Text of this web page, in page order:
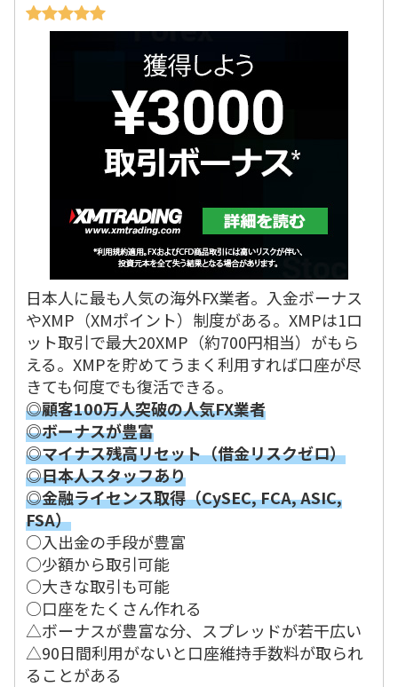
日本人に最も人気の海外FX業者。入金ボーナス
やXMP（XMポイント）制度がある。XMPは1ロ
ット取引で最大20XMP（約700円相当）がもら
える。XMPを貯めてうまく利用すれば口座が尽
きても何度でも復活できる。
◎顧客100万人突破の人気FX業者
◎ボーナスが豊富
◎マイナス残高リセット（借金リスクゼロ）
◎日本人スタッフあり
◎金融ライセンス取得（CySEC, FCA, ASIC,
FSA）
○入出金の手段が豊富
○少額から取引可能
○大きな取引も可能
○口座をたくさん作れる
△ボーナスが豊富な分、スプレッドが若干広い
△90日間利用がないと口座維持手数料が取られ
ることがある